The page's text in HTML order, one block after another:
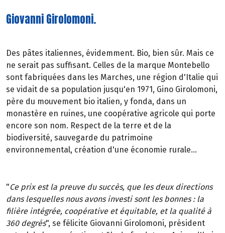
Giovanni Girolomoni.
Des pâtes italiennes, évidemment. Bio, bien sûr. Mais ce
ne serait pas suffisant. Celles de la marque Montebello
sont fabriquées dans les Marches, une région d'Italie qui
se vidait de sa population jusqu'en 1971, Gino Girolomoni,
père du mouvement bio italien, y fonda, dans un
monastère en ruines, une coopérative agricole qui porte
encore son nom. Respect de la terre et de la
biodiversité, sauvegarde du patrimoine
environnemental, création d'une économie rurale...
"Ce prix est la preuve du succès, que les deux directions
dans lesquelles nous avons investi sont les bonnes : la
filière intégrée, coopérative et équitable, et la qualité à
360 degrés", se félicite Giovanni Girolomoni, président